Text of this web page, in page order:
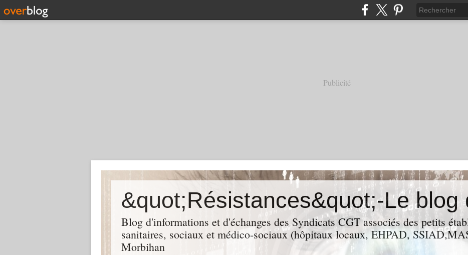
Publicité
Blog d'informations et d'échanges des Syndicats CGT associés des petits
sanitaires, sociaux et médico-sociaux (hôpitaux locaux, EHPAD,
Morbihan